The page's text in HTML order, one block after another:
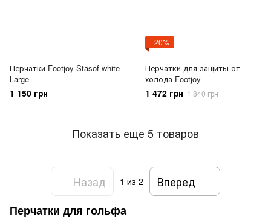
Перчатки Footjoy Stasof white
Large
1 150 грн
−20%
Перчатки для защиты от
холода Footjoy
1 472 грн 1 840 грн
Показать еще 5 товаров
Назад 1 из 2 Вперед
Перчатки для гольфа